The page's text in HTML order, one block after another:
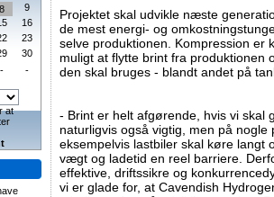
8
9
16
23
30
-
-
at
Projektet skal udvikle næste
de mest energi- og
selve produktionen. Kompression er
muligt at flytte brint fra produktionen
den skal bruges - blandt andet på
- Brint er helt afgørende, hvis vi skal
naturligvis også vigtig, men på
eksempelvis lastbiler skal køre
vægt og ladetid en reel barriere.
effektive, driftssikre og
vi er glade for, at Cavendish